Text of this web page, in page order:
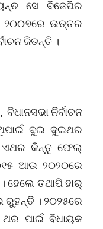
ସେ ବିଜେପିର
ଉତ୍ତର
ଜିତନ୍ତି ।
ନିର୍ବାଚନ
ଦୁଇ ଦୁଇଥର
ଏଥର କିନ୍ତୁ ଫେଲ୍
ଆଉ ୨୦୨୦ରେ
ହେଲେ ତଥାପି ହାର୍
ରୁହନ୍ତି । ୨୦୨୫ରେ
ଥର ପାଇଁ ବିଧାୟକ